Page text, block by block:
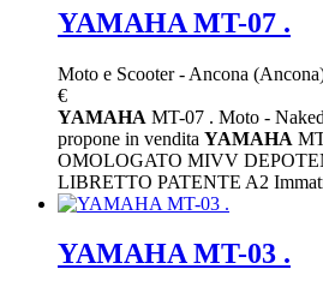
YAMAHA MT-07 .
Moto e Scooter- Ancona
€
YAMAHA MT-07 . Moto -
propone in vendita YAMAHA
OMOLOGATO MIVV
LIBRETTO PATENTE A2
YAMAHA MT-03 .